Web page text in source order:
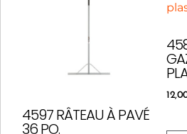
4597 RÂTEAU À PAVÉ
36 PO.